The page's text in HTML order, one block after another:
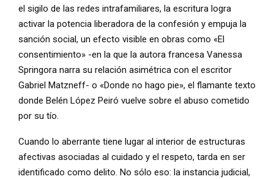
el sigilo de las redes intrafamiliares, la escritura logra
activar la potencia liberadora de la confesión y empuja la
sanción social, un efecto visible en obras como «El
consentimiento» -en la que la autora francesa Vanessa
Springora narra su relación asimétrica con el escritor
Gabriel Matzneff- o «Donde no hago pie», el flamante texto
donde Belén López Peiró vuelve sobre el abuso cometido
por su tío.
Cuando lo aberrante tiene lugar al interior de estructuras
afectivas asociadas al cuidado y el respeto, tarda en ser
identificado como delito. No sólo eso: la instancia judicial,